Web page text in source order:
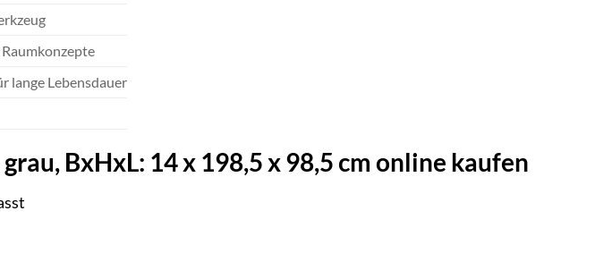
lange Lebensdauer
BxHxL: 14 x 198,5 x 98,5 cm online kaufen